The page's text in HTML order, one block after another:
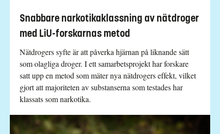
Snabbare narkotikaklassning av nätdroger
med LiU-forskarnas metod
Nätdrogers syfte är att påverka hjärnan på liknande sätt
som olagliga droger. I ett samarbetsprojekt har forskare
satt upp en metod som mäter nya nätdrogers effekt, vilket
gjort att majoriteten av substanserna som testades har
klassats som narkotika.